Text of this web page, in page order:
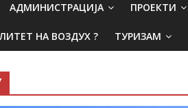
АДМИНИСТРАЦИЈА ПРОЕКТИ
НА ВОЗДУХ ? ТУРИЗАМ